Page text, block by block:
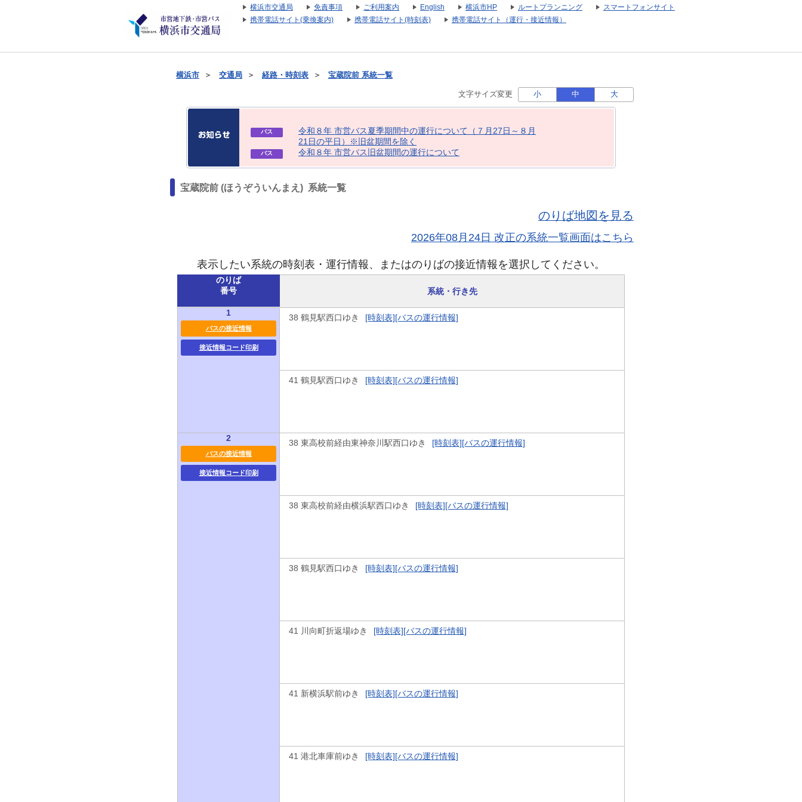
横浜市交通局 免責事項 ご利用案内 English 横浜市HP ルートプランニング
スマートフォンサイト
携帯電話サイト(乗換案内)
携帯電話サイト(時刻表) 携帯電話サイト（運行・接近情報）
横浜市 ＞ 交通局 ＞ 経路・時刻表 ＞ 宝蔵院前 系統一覧
文字サイズ変更 小 中 大
バス 令和 ８年 市営バス夏季期間中の運行について （ ７ 月 27日 ～ ８ 月
21 日の平日 ） ※ 旧盆期間を除 く
バス 令和 ８年 市営バス 旧盆期間の運行について
宝蔵院前 (ほうぞういんまえ) 系統一覧
のりば地図を見る
2026年08月24日 改正の系統一覧画面はこちら
表示したい系統の時刻表・運行情報、またはのりばの接近情報を選択してください。
のりば
番号
系統・行き先
1
バスの接近情報
接近情報コード印刷
38 鶴見駅西口ゆき [時刻表][バスの運行情報]
41 鶴見駅西口ゆき [時刻表][バスの運行情報]
2
バスの接近情報
接近情報コード印刷
38 東高校前経由東神奈川駅西口ゆき [時刻表][バスの運行情報]
38 東高校前経由横浜駅西口ゆき [時刻表][バスの運行情報]
38 鶴見駅西口ゆき [時刻表][バスの運行情報]
41 川向町折返場ゆき [時刻表][バスの運行情報]
41 新横浜駅前ゆき [時刻表][バスの運行情報]
41 港北車庫前ゆき [時刻表][バスの運行情報]